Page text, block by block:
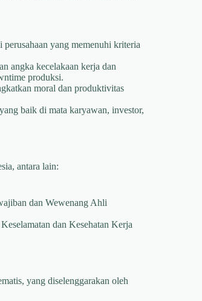
yang memenuhi kriteria
angka kecelakaan kerja dan
produksi.
moral dan produktivitas
baik di mata karyawan, investor,
antara lain:
dan Wewenang Ahli
dan Kesehatan Kerja
yang diselenggarakan oleh